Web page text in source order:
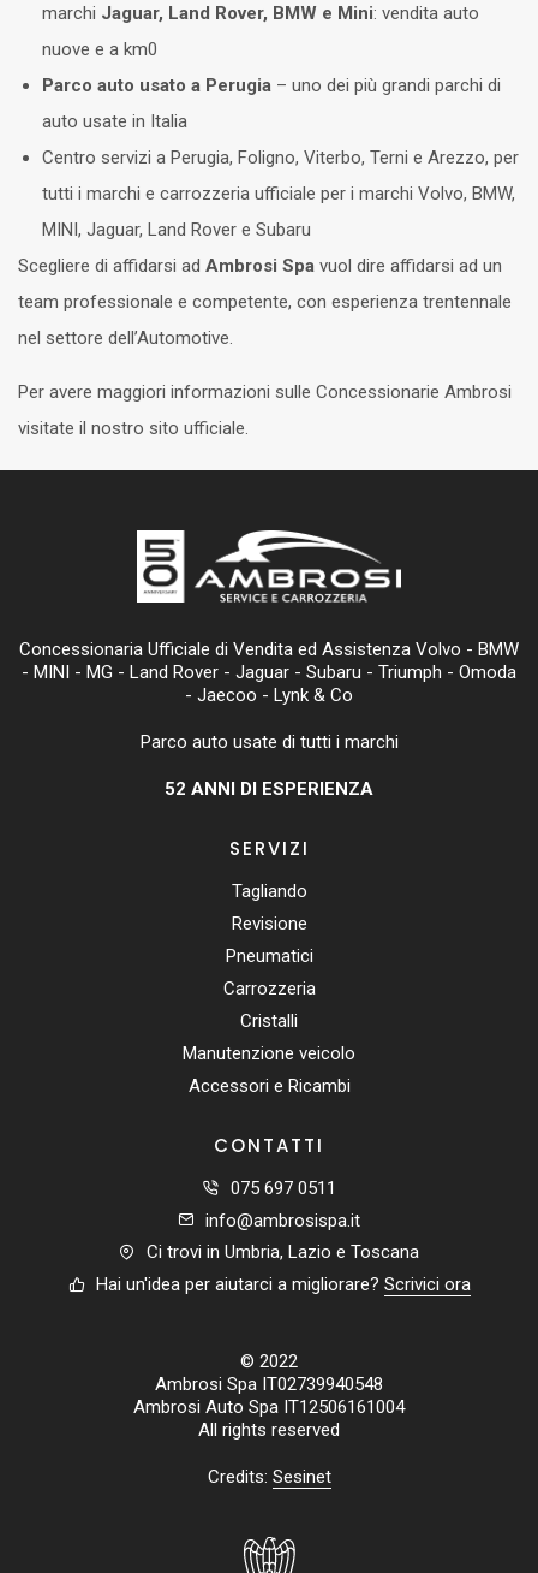
marchi Jaguar, Land Rover, BMW e Mini: vendita auto
nuove e a km0
Parco auto usato a Perugia – uno dei più grandi parchi di
auto usate in Italia
Centro servizi a Perugia, Foligno, Viterbo, Terni e Arezzo, per
tutti i marchi e carrozzeria ufficiale per i marchi Volvo, BMW,
MINI, Jaguar, Land Rover e Subaru
Scegliere di affidarsi ad Ambrosi Spa vuol dire affidarsi ad un
team professionale e competente, con esperienza trentennale
nel settore dell’Automotive.
Per avere maggiori informazioni sulle Concessionarie Ambrosi
visitate il nostro sito ufficiale.
Concessionaria Ufficiale di Vendita ed Assistenza Volvo - BMW
- MINI - MG - Land Rover - Jaguar - Subaru - Triumph - Omoda
- Jaecoo - Lynk & Co
Parco auto usate di tutti i marchi
52 ANNI DI ESPERIENZA
SERVIZI
Tagliando
Revisione
Pneumatici
Carrozzeria
Cristalli
Manutenzione veicolo
Accessori e Ricambi
CONTATTI
075 697 0511
info@ambrosispa.it
Ci trovi in Umbria, Lazio e Toscana
Hai un'idea per aiutarci a migliorare? Scrivici ora
© 2022
Ambrosi Spa IT02739940548
Ambrosi Auto Spa IT12506161004
All rights reserved
Credits: Sesinet